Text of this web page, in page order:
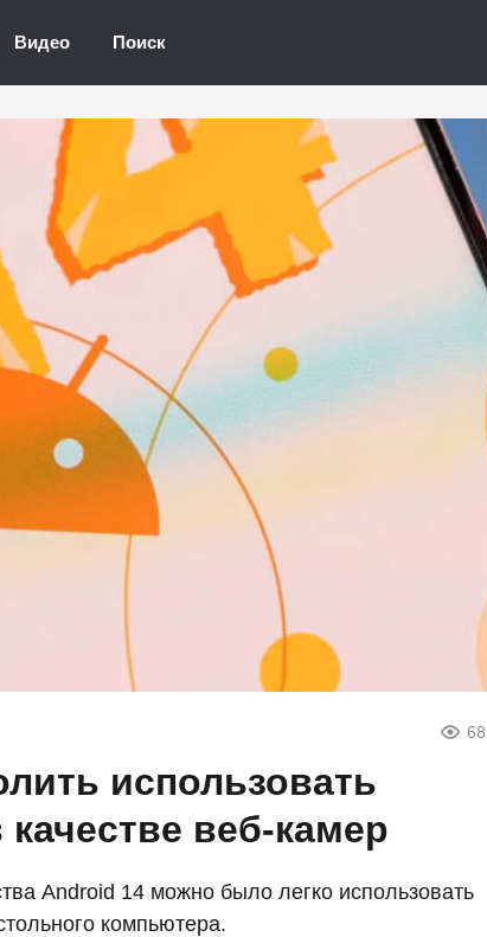
Видео Поиск
68
использовать
веб-камер
Android 14 можно было легко использовать
компьютера.